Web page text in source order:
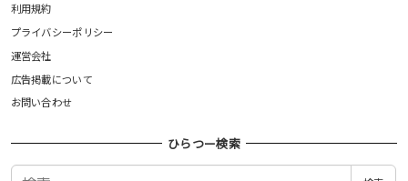
利用規約
プライバシーポリシー
運営会社
広告掲載について
お問い合わせ
ひらつー検索
検